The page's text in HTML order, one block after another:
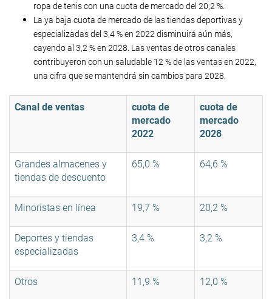
ropa de tenis con una cuota de mercado del 20,2 %.
La ya baja cuota de mercado de las tiendas deportivas y
especializadas del 3,4 % en 2022 disminuirá aún más,
cayendo al 3,2 % en 2028. Las ventas de otros canales
contribuyeron con un saludable 12 % de las ventas en 2022,
una cifra que se mantendrá sin cambios para 2028.
Canal de ventas
cuota de
mercado
2022
cuota de
mercado
2028
Grandes almacenes y
tiendas de descuento
65,0 % 64,6 %
Minoristas en línea 19,7 % 20,2 %
Deportes y tiendas
especializadas
3,4 % 3,2 %
Otros 11,9 % 12,0 %